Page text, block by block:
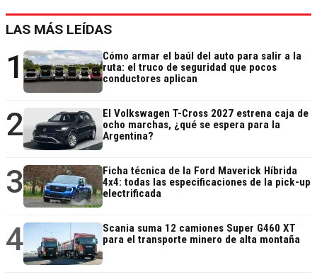
LAS MÁS LEÍDAS
1
Cómo armar el baúl del auto para salir a la
ruta: el truco de seguridad que pocos
conductores aplican
2
El Volkswagen T-Cross 2027 estrena caja de
ocho marchas, ¿qué se espera para la
Argentina?
3
Ficha técnica de la Ford Maverick Híbrida
4x4: todas las especificaciones de la pick-up
electrificada
4
Scania suma 12 camiones Super G460 XT
para el transporte minero de alta montaña